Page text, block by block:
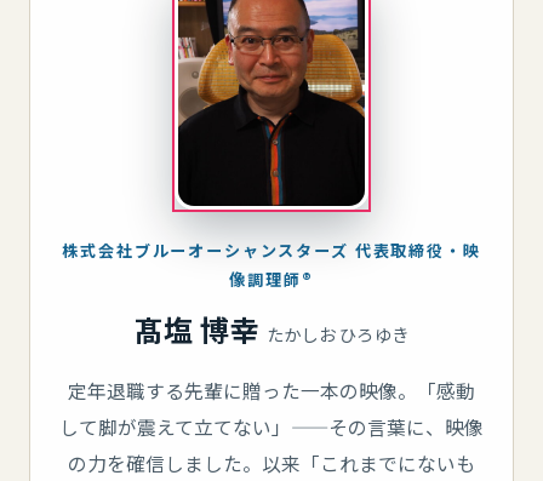
株式会社ブルーオーシャンスターズ 代表取締役・映
像調理師®
髙塩 博幸 たかしお ひろゆき
定年退職する先輩に贈った一本の映像。「感動
して脚が震えて立てない」——その言葉に、映像
の力を確信しました。以来「これまでにないも